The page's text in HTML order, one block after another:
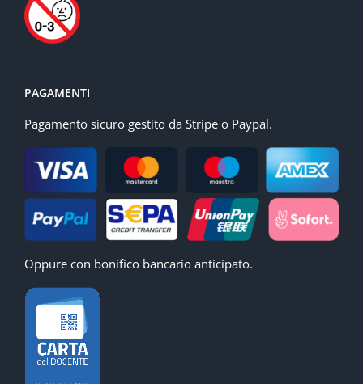
PAGAMENTI
Pagamento sicuro gestito da Stripe o Paypal.
Oppure con bonifico bancario anticipato.